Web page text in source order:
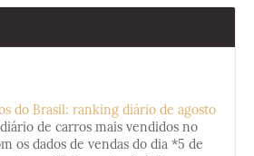
do Brasil: ranking diário de agosto
de carros mais vendidos no
os dados de vendas do dia *5 de